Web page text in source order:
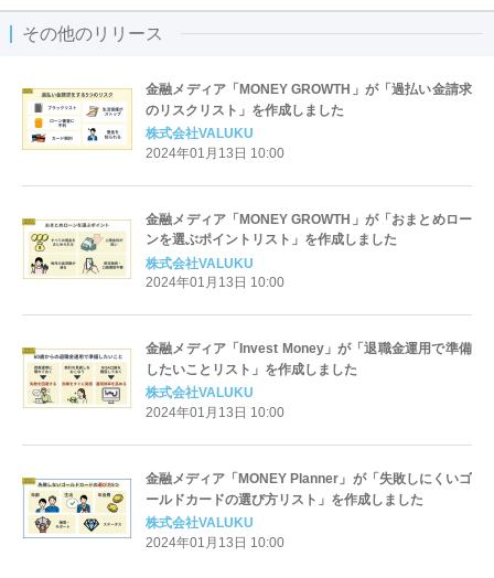
その他のリリース
金融メディア「MONEY GROWTH」が「過払い金請求
のリスクリスト」を作成しました
株式会社VALUKU
2024年01月13日 10:00
金融メディア「MONEY GROWTH」が「おまとめロー
ンを選ぶポイントリスト」を作成しました
株式会社VALUKU
2024年01月13日 10:00
金融メディア「Invest Money」が「退職金運用で準備
したいことリスト」を作成しました
株式会社VALUKU
2024年01月13日 10:00
金融メディア「MONEY Planner」が「失敗しにくいゴ
ールドカードの選び方リスト」を作成しました
株式会社VALUKU
2024年01月13日 10:00